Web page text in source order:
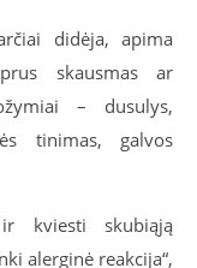
didėja, apima
skausmas ar
– dusulys,
tinimas, galvos
kviesti skubiąją
alerginė reakcija“,